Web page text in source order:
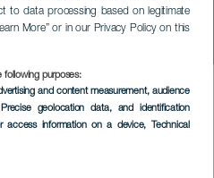
to data processing based on legitimate
More” or in our Privacy Policy on this
following purposes:
and content measurement, audience
geolocation data, and identification
access information on a device, Technical
Jazz y